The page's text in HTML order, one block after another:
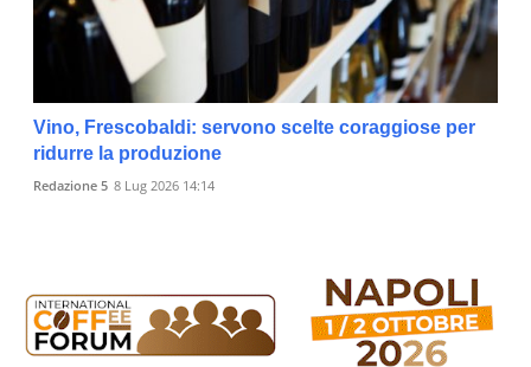
Vino, Frescobaldi: servono scelte coraggiose per
ridurre la produzione
Redazione 5 8 Lug 2026 14:14